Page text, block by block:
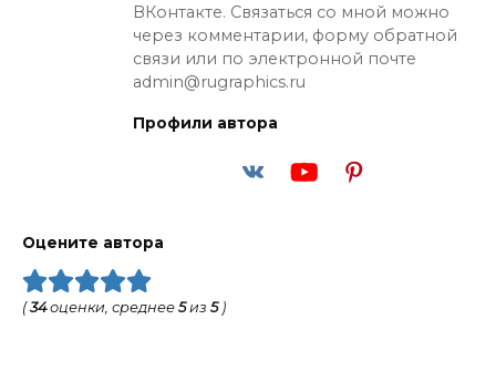
ВКонтакте. Связаться со мной можно
через комментарии, форму обратной
связи или по электронной почте
admin@rugraphics.ru
Профили автора
Оцените автора
(34оценки, среднее 5из 5)